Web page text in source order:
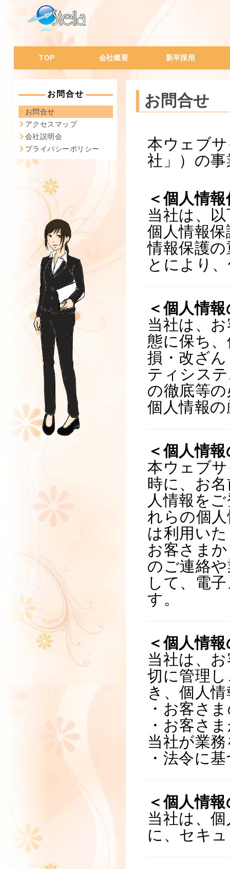
TOP 会社概要
会社概要・沿革
代表挨拶
会社の特徴
会社風土
社員データ
新卒採用
お問合せ
お問合せ
アクセスマップ
会社説明会
プライバシーポリシー
お問合せ
本ウェブ
社」）の
＜個人情
当社は、
個人情報
情報保護
とにより
＜個人情
当社は、
態に保ち
損・改ざ
ティシス
の徹底等
個人情報
＜個人情
本ウェブ
時に、お
人情報を
れらの個
は利用い
お客さま
のご連絡
して、電
す。
＜個人情
当社は、
切に管理
き、個人
・お客さ
・お客さ
当社が業
・法令に
＜個人情
当社は、
に、セキ